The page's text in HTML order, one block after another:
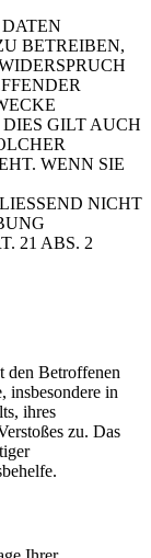
BETREIBEN,
GILT AUCH
WENN SIE
NICHT
21 ABS. 2
den Betroffenen
insbesondere in
ihres
zu. Das